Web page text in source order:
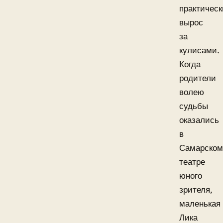
вырос
за
кулисами.
Когда
родители
волею
судьбы
оказались
в
Самарском
театре
юного
зрителя,
маленькая
Лика